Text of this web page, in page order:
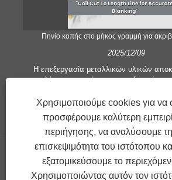
Χρησιμοποιούμε cookies για να
προσφέρουμε καλύτερη
περιήγησης, να αναλύσουμε
επισκεψιμότητα του ιστότοπου
εξατομικεύσουμε το
Χρησιμοποιώντας αυτόν τον
Πηνίο κοπής στο μήκος γραμμή για
2025/12/09
Η επεξεργασία μεταλλικών υλικών
μεγαλύτερη σημασία στον οικοδομικό και
τομέα. Οι τεχνολογικές εξελίξεις και οι
προσδοκίες των πελατών αναγκάζουν τις
πληρούν ολοένα και μεγαλύτερα
απαιτήσεις ποιότητας. Οι συμβατικές
με το χέρι δεν είναι πλέον επαρκείς για
τις ανάγκες της σύγχρονης βιομηχανίας,
αναζήτηση μεγάλης ακρίβειας και
εκ τούτου, η γραμμή κομμένης σε μήκος
προκύψει ως εξοπλισμός
Πνευματικά δικαιώματα ©GUANGZHOU